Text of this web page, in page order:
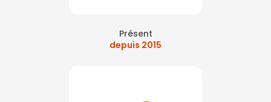
Présent
depuis 2015